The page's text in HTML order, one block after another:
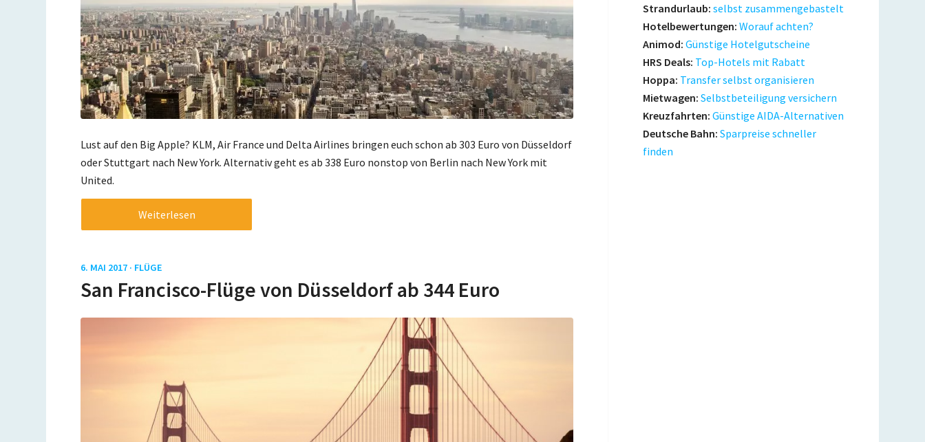
Lust auf den Big Apple? KLM, Air France und Delta Airlines bringen euch schon ab 303 Euro von Düsseldorf
oder Stuttgart nach New York. Alternativ geht es ab 338 Euro nonstop von Berlin nach New York mit
United.
Weiterlesen
6. MAI 2017 · FLÜGE
San Francisco-Flüge von Düsseldorf ab 344 Euro
Strandurlaub: selbst zusammengebastelt
Hotelbewertungen: Worauf achten?
Animod: Günstige Hotelgutscheine
HRS Deals: Top-Hotels mit Rabatt
Hoppa: Transfer selbst organisieren
Mietwagen: Selbstbeteiligung versichern
Kreuzfahrten: Günstige AIDA-Alternativen
Deutsche Bahn: Sparpreise schneller
finden